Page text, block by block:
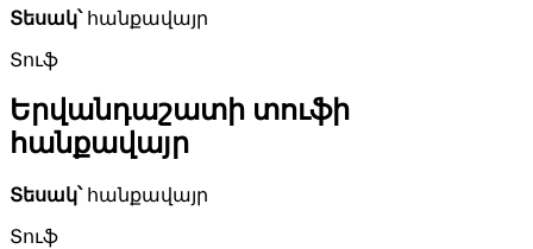
Տեսակ՝հանքավայր
Տուֆ
Երվանդաշատի տուֆի
հանքավայր
Տեսակ՝հանքավայր
Տուֆ